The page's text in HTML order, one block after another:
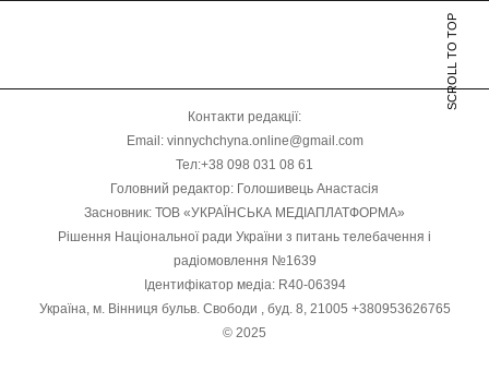
SCROLL TO TOP
Контакти редакції:
Email: vinnychchyna.online@gmail.com
Тел:+38 098 031 08 61
Головний редактор: Голошивець Анастасія
Засновник: ТОВ «УКРАЇНСЬКА МЕДІАПЛАТФОРМА»
Рішення Національної ради України з питань телебачення і
радіомовлення №1639
Ідентифікатор медіа: R40-06394
Україна, м. Вінниця бульв. Свободи , буд. 8, 21005 +380953626765
© 2025